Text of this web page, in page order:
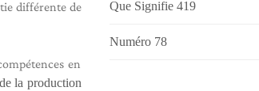
différente de
en
la production
Que Signifie 419
Numéro 78